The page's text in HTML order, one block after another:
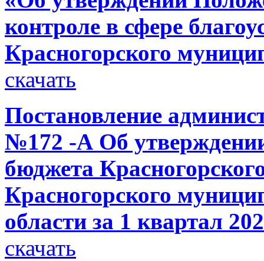
контроле в сфере
Красногорского
скачать
Постановление
№172 -А Об
бюджета
Красногорского
области за 1 квартал
скачать